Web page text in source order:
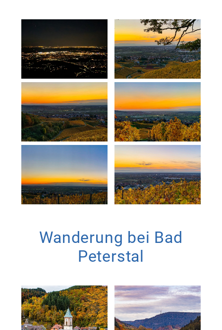
Wanderung bei Bad
Peterstal